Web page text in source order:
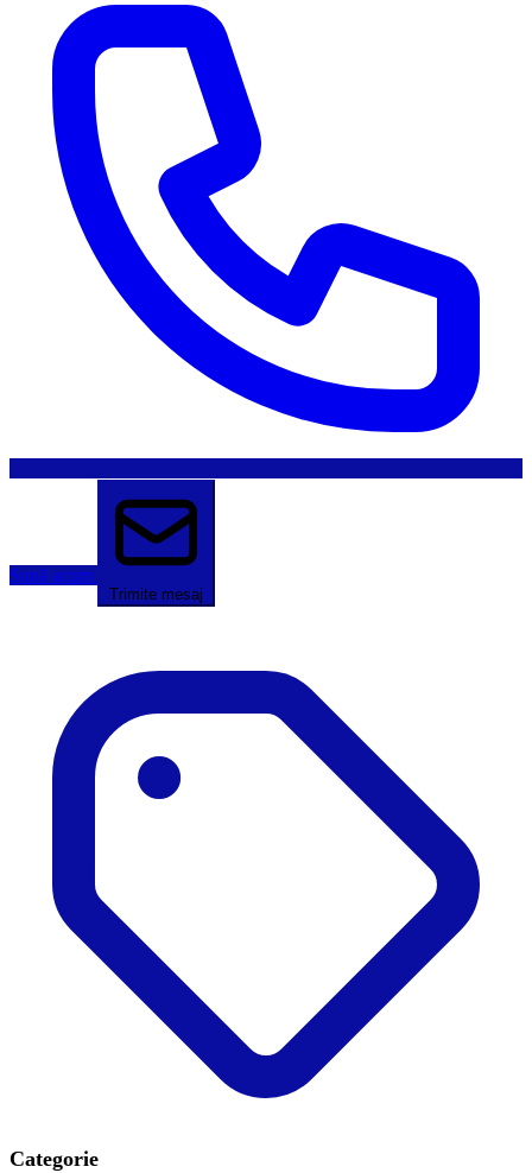
Sună acum
Trimite mesaj
Categorie